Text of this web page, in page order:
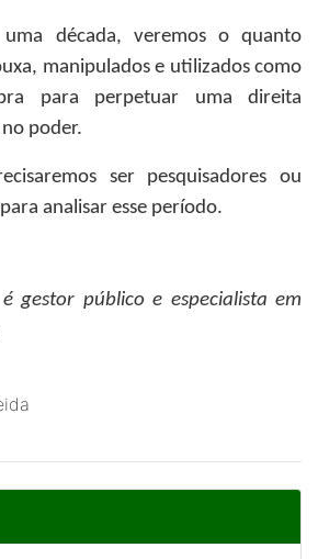
década, veremos o quanto
manipulados e utilizados como
para perpetuar uma direita
poder.
ser pesquisadores ou
analisar esse período.
é gestor público e especialista em